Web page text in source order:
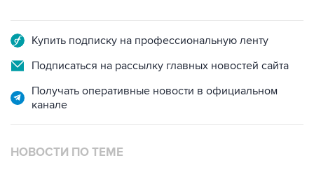
Купить подписку на профессиональную ленту
Подписаться на рассылку главных новостей сайта
Получать оперативные новости в официальном
канале
НОВОСТИ ПО ТЕМЕ